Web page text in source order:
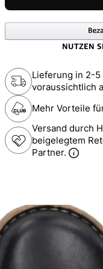
Lieferung in 2-5
voraussichtlich
Mehr Vorteile
Versand durch
beigelegtem
Partner.